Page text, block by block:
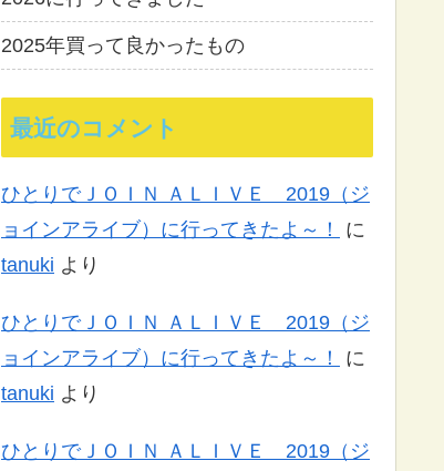
2025年買って良かったもの
最近のコメント
ひとりでＪＯＩＮ ＡＬＩＶＥ 2019（ジ
ョインアライブ）に行ってきたよ～！
に
tanuki より
ひとりでＪＯＩＮ ＡＬＩＶＥ 2019（ジ
ョインアライブ）に行ってきたよ～！
に
tanuki より
ひとりでＪＯＩＮ ＡＬＩＶＥ 2019（ジ